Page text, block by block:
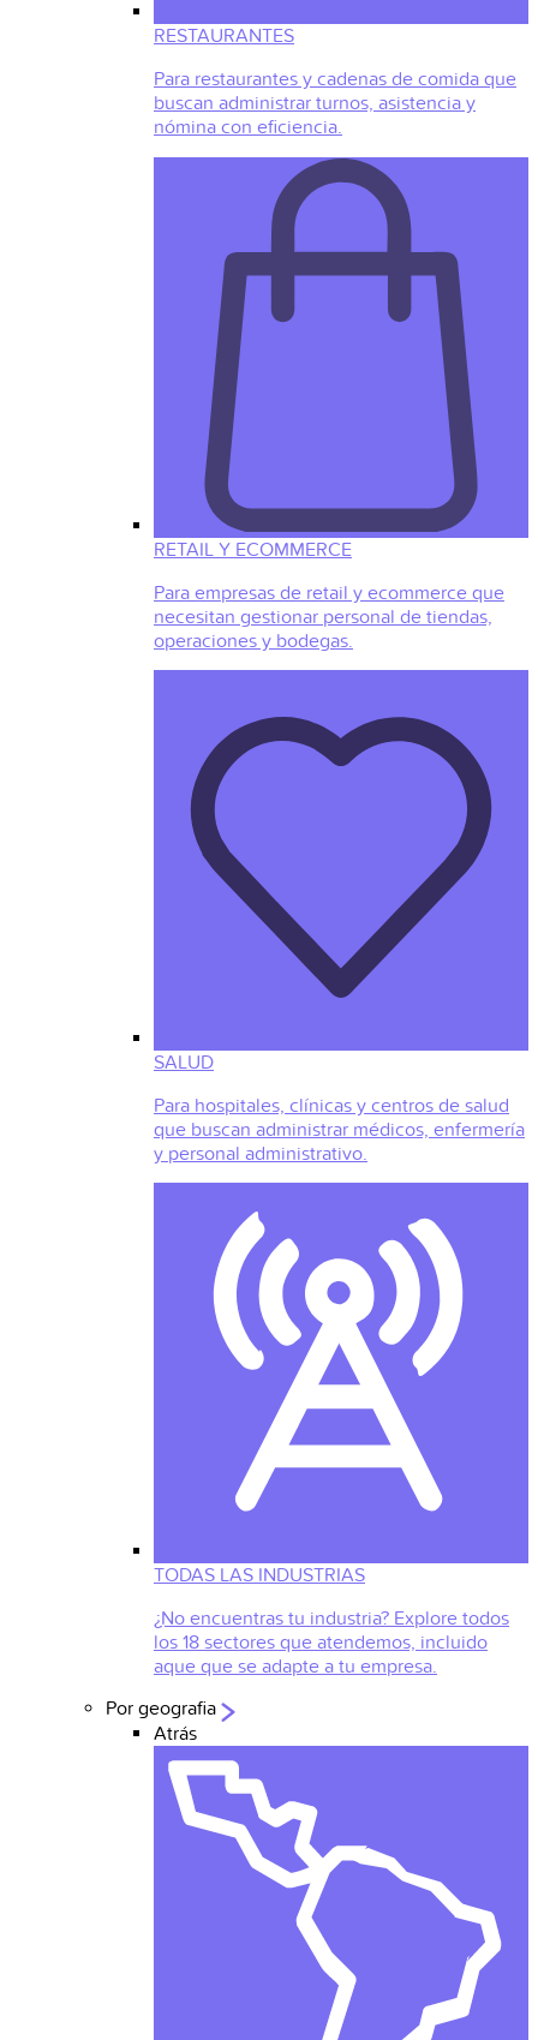
RESTAURANTES
Para restaurantes y cadenas de comida que
buscan administrar turnos, asistencia y
nómina con eficiencia.
RETAIL Y ECOMMERCE
Para empresas de retail y ecommerce que
necesitan gestionar personal de tiendas,
operaciones y bodegas.
SALUD
Para hospitales, clínicas y centros de salud
que buscan administrar médicos, enfermería
y personal administrativo.
TODAS LAS INDUSTRIAS
¿No encuentras tu industria? Explore todos
los 18 sectores que atendemos, incluido
aque que se adapte a tu empresa.
Por geografia
Atrás